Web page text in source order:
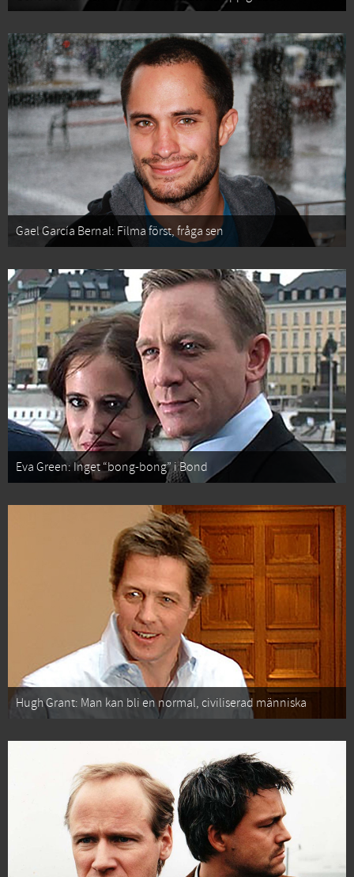
Gael García Bernal: Filma först, fråga sen
Eva Green: Inget “bong-bong” i Bond
Hugh Grant: Man kan bli en normal, civiliserad människa